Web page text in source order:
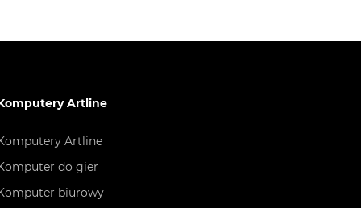
Artline
Artline
do gier
biurowy